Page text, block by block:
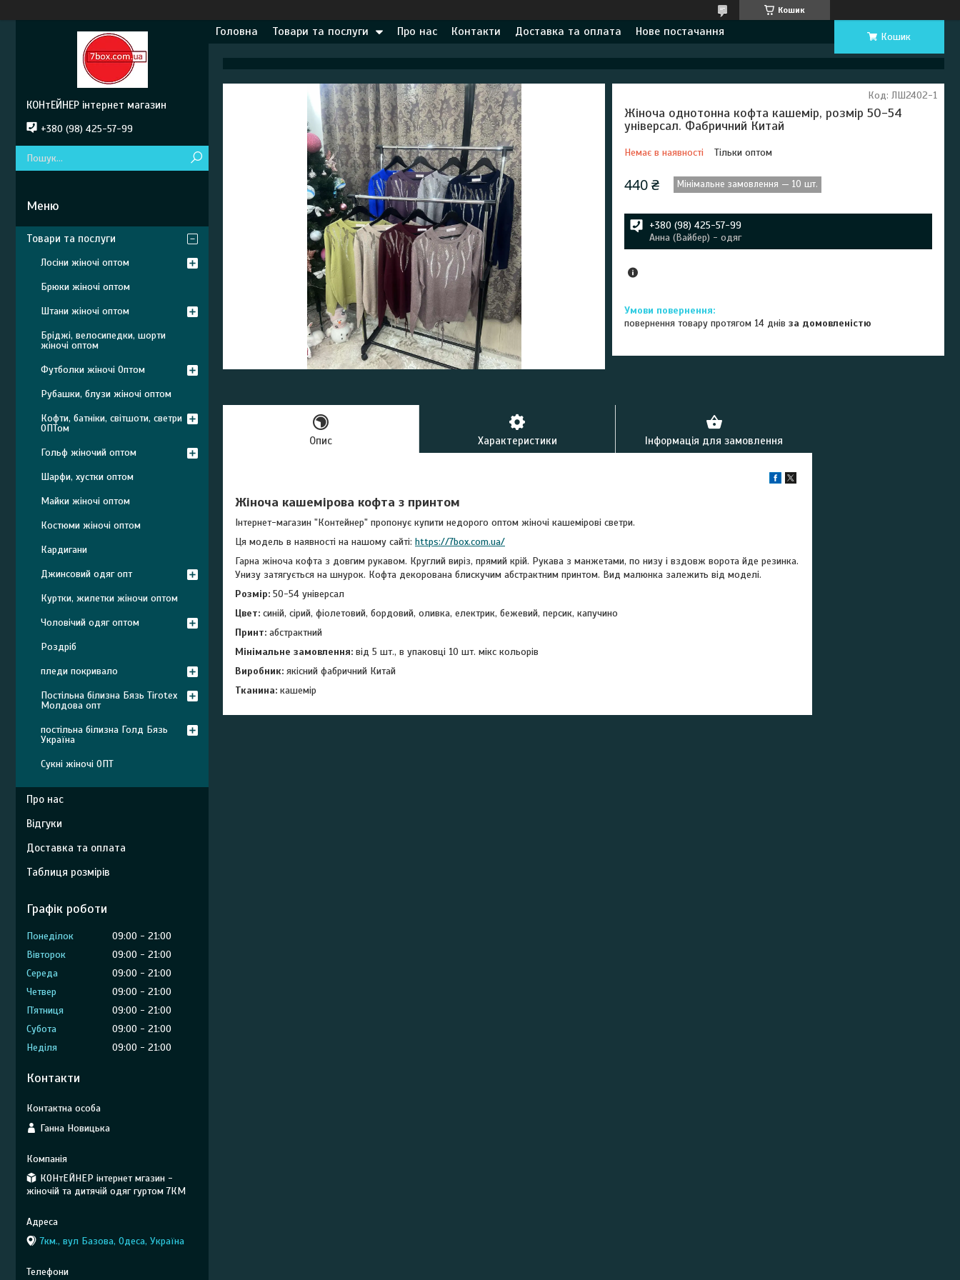
Кошик
Головна Товари та послуги Про нас Контакти Доставка та оплата Нове постачання Кошик
Жіноча однотонна кофта кашемір, розмір 50-54
універсал. Фабричний Китай
Немає в наявності Тільки оптом
Код: ЛШ2402-1
440 ₴ Мінімальне замовлення — 10 шт.
+380 (98) 425-57-99
Анна (Вайбер) - одяг
повернення товару протягом 14 днівза домовленістю
Опис Характеристики Інформація для замовлення
Жіноча кашемірова кофта з принтом
Інтернет-магазин "Контейнер" пропонує купити недорого оптом жіночі кашемірові светри.
Ця модель в наявності на нашому сайті: https://7box.com.ua/
Гарна жіноча кофта з довгим рукавом. Круглий виріз, прямий крій. Рукава з манжетами, по низу і вздовж ворота йде резинка.
Унизу затягується на шнурок. Кофта декорована блискучим абстрактним принтом. Вид малюнка залежить від моделі.
Розмір: 50-54 універсал
Цвет: синій, сірий, фіолетовий, бордовий, оливка, електрик, бежевий, персик, капучино
Принт: абстрактний
Мінімальне замовлення: від 5 шт., в упаковці 10 шт. мікс кольорів
Виробник: якісний фабричний Китай
Тканина: кашемір
КОНтЕЙНЕР інтернет магазин
+380 (98) 425-57-99
Товари та послуги
Лосіни жіночі оптом
Брюки жіночі оптом
Штани жіночі оптом
Бріджі, велосипедки, шорти
жіночі оптом
Футболки жіночі Оптом
Рубашки, блузи жіночі оптом
Кофти, батніки, світшоти, светри
ОПТом
Гольф жіночий оптом
Шарфи, хустки оптом
Майки жіночі оптом
Костюми жіночі оптом
Кардигани
Джинсовий одяг опт
Куртки, жилетки жіночи оптом
Чоловічий одяг оптом
Роздріб
пледи покривало
Постільна білизна Бязь Tirotex
Молдова опт
постільна білизна Голд Бязь
Україна
Сукні жіночі ОПТ
Про нас
Відгуки
Доставка та оплата
Таблиця розмірів
Графік роботи
Понеділок 09:00
21:00
Вівторок
09:00
21:00
Середа
09:00
21:00
Четвер
09:00
21:00
Пʼятниця
09:00
21:00
Субота
09:00
21:00
Неділя
09:00 21:00
Контакти
Ганна Новицька
КОНтЕЙНЕР інтернет мгазин -
жіночій та дитячій одяг гуртом 7КМ
7км., вул Базова, Одеса, Україна